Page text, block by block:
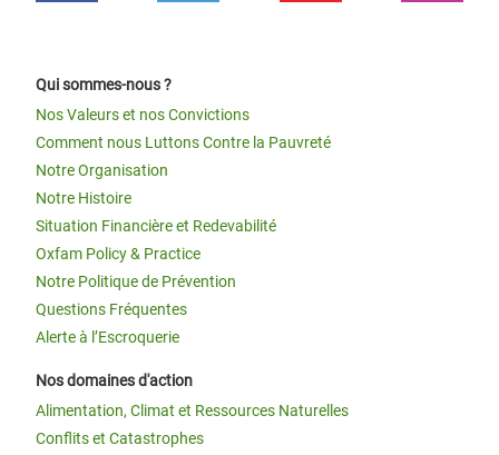
Qui sommes-nous ?
Nos Valeurs et nos Convictions
Comment nous Luttons Contre la Pauvreté
Notre Organisation
Notre Histoire
Situation Financière et Redevabilité
Oxfam Policy & Practice
Notre Politique de Prévention
Questions Fréquentes
Alerte à l’Escroquerie
Nos domaines d'action
Alimentation, Climat et Ressources Naturelles
Conflits et Catastrophes